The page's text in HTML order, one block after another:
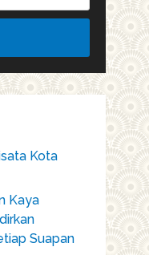
Kota
Kaya
Suapan